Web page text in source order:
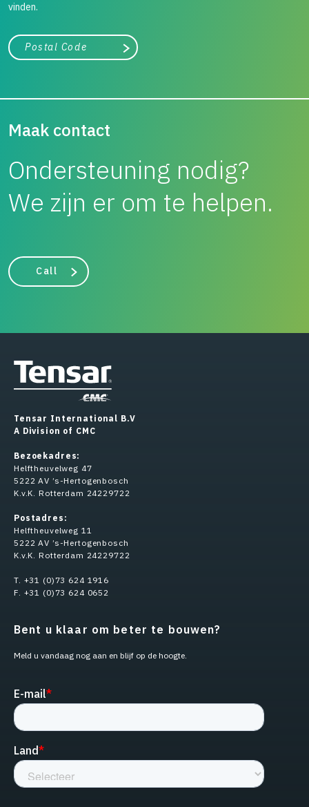
vinden.
City, state, or zip/postal code
Search
Maak contact
Ondersteuning nodig?
We zijn er om te helpen.
Call
Tensar International B.V
A Division of CMC
Bezoekadres:
Helftheuvelweg 47
5222 AV ’s-Hertogenbosch
K.v.K. Rotterdam 24229722
Postadres:
Helftheuvelweg 11
5222 AV ’s-Hertogenbosch
K.v.K. Rotterdam 24229722
T. +31 (0)73 624 1916
F. +31 (0)73 624 0652
Bent u klaar om beter te bouwen?
Meld u vandaag nog aan en blijf op de hoogte.